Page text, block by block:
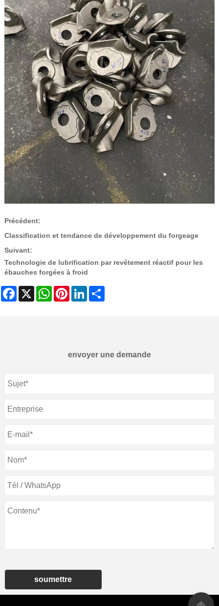
Précédent:
Classification et tendance de développement du forgeage
Suivant:
Technologie de lubrification par revêtement réactif pour les
ébauches forgées à froid
Facebook
X WhatsAppPinterestLinkedIn
envoyer une demande
soumettre